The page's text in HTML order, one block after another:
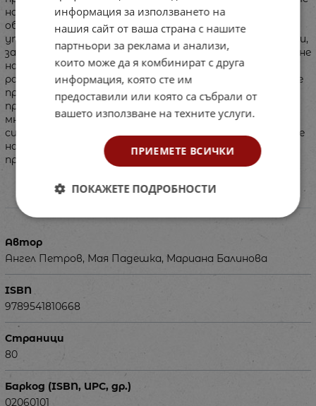
на занятията и вида на всяко от тях (за упражнение,
обобщение и разширение);\r17 разработки, включващи
упражнения за разпознаване и анализ на езикови факти,
за преобразуване и редактиране на изрази, за създаване
на текстове; специално внимание се обръща върху
работата по овладяване от учениците на езиковите
правила (правописни, правоговорни, пунктуационни),
при прилагането на които учениците допускат най-
много грешки;\rТаблици с учебна информация в
синтезиран вид, която да стане опора при изпълнение
на упражненията;\rТестови задачи и ключ с
правилните отговори на задачите.
Автор
Ангел Петров, Мая Падешка, Мариана Балинова
ISBN
9789541810668
Страници
80
Баркод (ISBN, UPC, др.)
02060101
информация за използването на
нашия сайт от ваша страна с нашите
партньори за реклама и анализи,
които може да я комбинират с друга
информация, която сте им
предоставили или която са събрали от
вашето използване на техните услуги.
ПРИЕМЕТЕ ВСИЧКИ
ПОКАЖЕТЕ ПОДРОБНОСТИ